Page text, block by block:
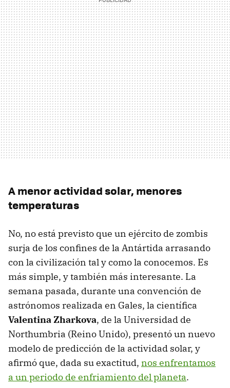
A menor actividad solar, menores
temperaturas
No, no está previsto que un ejército de zombis
surja de los confines de la Antártida arrasando
con la civilización tal y como la conocemos. Es
más simple, y también más interesante. La
semana pasada, durante una convención de
astrónomos realizada en Gales, la científica
Valentina Zharkova, de la Universidad de
Northumbria (Reino Unido), presentó un nuevo
modelo de predicción de la actividad solar, y
afirmó que, dada su exactitud, nos enfrentamos
a un periodo de enfriamiento del planeta.